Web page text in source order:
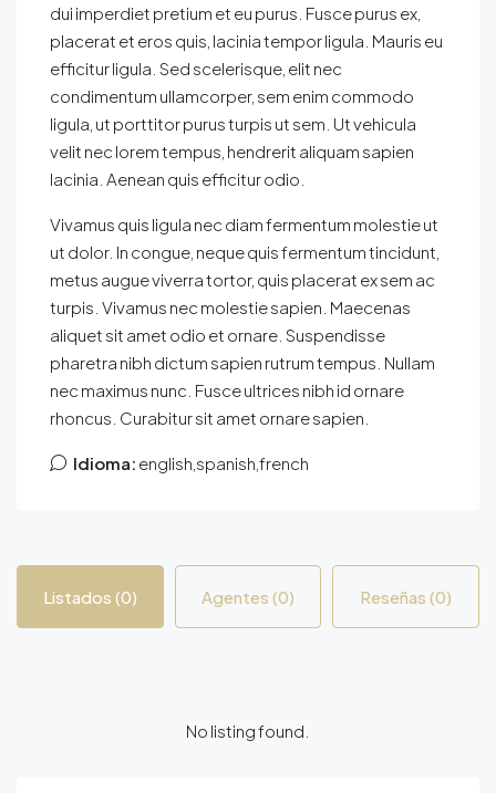
dui imperdiet pretium et eu purus. Fusce purus ex,
placerat et eros quis, lacinia tempor ligula. Mauris eu
efficitur ligula. Sed scelerisque, elit nec
condimentum ullamcorper, sem enim commodo
ligula, ut porttitor purus turpis ut sem. Ut vehicula
velit nec lorem tempus, hendrerit aliquam sapien
lacinia. Aenean quis efficitur odio.
Vivamus quis ligula nec diam fermentum molestie ut
ut dolor. In congue, neque quis fermentum tincidunt,
metus augue viverra tortor, quis placerat ex sem ac
turpis. Vivamus nec molestie sapien. Maecenas
aliquet sit amet odio et ornare. Suspendisse
pharetra nibh dictum sapien rutrum tempus. Nullam
nec maximus nunc. Fusce ultrices nibh id ornare
rhoncus. Curabitur sit amet ornare sapien.
Idioma: english,spanish,french
Listados (0) Agentes (0) Reseñas (0)
No listing found.